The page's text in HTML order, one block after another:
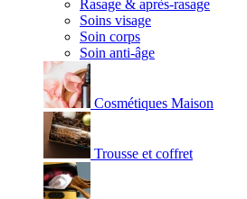
Rasage & après-rasage
Soins visage
Soin corps
Soin anti-âge
Cosmétiques Maison
Trousse et coffret